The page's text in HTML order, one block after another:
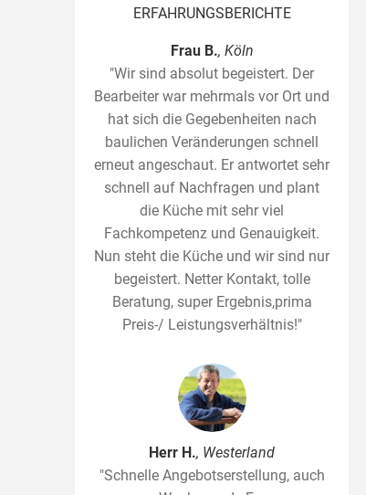
ERFAHRUNGSBERICHTE
Frau B., Köln
"Wir sind absolut begeistert. Der
Bearbeiter war mehrmals vor Ort und
hat sich die Gegebenheiten nach
baulichen Veränderungen schnell
erneut angeschaut. Er antwortet sehr
schnell auf Nachfragen und plant
die Küche mit sehr viel
Fachkompetenz und Genauigkeit.
Nun steht die Küche und wir sind nur
begeistert. Netter Kontakt, tolle
Beratung, super Ergebnis,prima
Preis-/ Leistungsverhältnis!"
Herr H., Westerland
"Schnelle Angebotserstellung, auch